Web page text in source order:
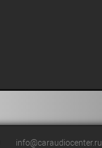
info@caraudiocenter.ru